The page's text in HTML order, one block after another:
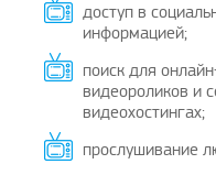
доступ в
информацией;
поиск для
видеороликов и
видеохостингах;
прослушивание